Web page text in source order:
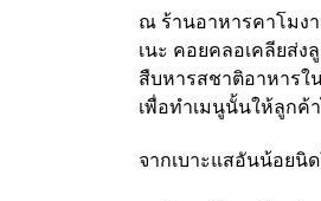
ณ ร้านอาหารคาโมงา
เนะ คอยคลอเคลียส่
สืบหารสชาติอาหารใ
เพื่อทำเมนูนั้นให้ลูกค้
จากเบาะแสอันน้อยนิ